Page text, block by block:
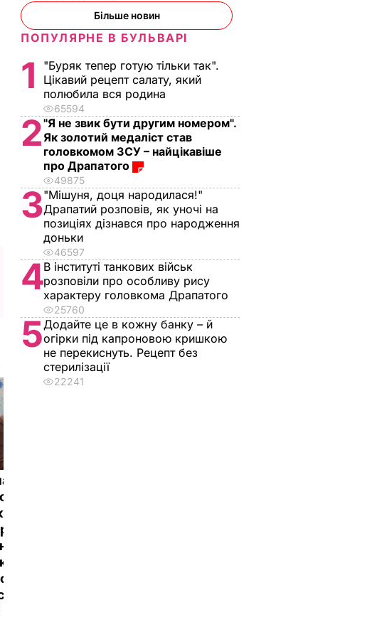
2024-го – це з
Підготовка
F-16
триває за
при
Більше новин
ПОПУЛЯРНЕ В БУЛЬВАРІ
1
"Буряк тепер готую тільки так".
Цікавий рецепт салату, який
полюбила вся родина
65594
2"Я не звик бути другим номером".
Як золотий медаліст став
головкомом ЗСУ – найцікавіше
про Драпатого
49875
3"Мішуня, доця народилася!"
Драпатий розповів, як уночі на
позиціях дізнався про народження
доньки
46597
4В інституті танкових військ
розповіли про особливу рису
характеру головкома Драпатого
25760
5Додайте це в кожну банку – й
огірки під капроновою кришкою
не перекиснуть. Рецепт без
стерилізації
22241